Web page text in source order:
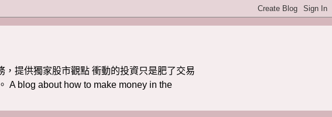
，提供獨家股市觀點 衝動的投資只是肥了交易
A blog about how to make money in the